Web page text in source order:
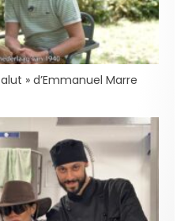
» d’Emmanuel Marre